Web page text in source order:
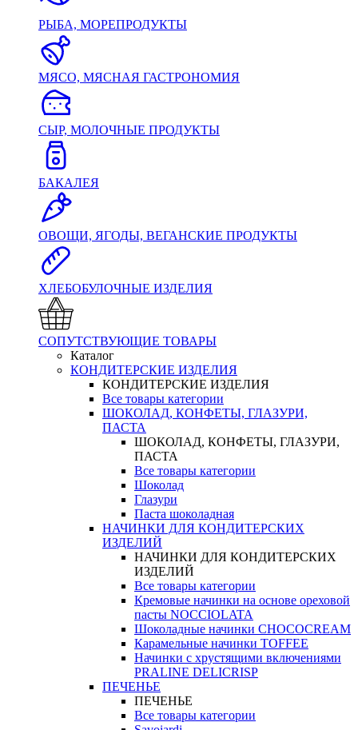
РЫБА, МОРЕПРОДУКТЫ
МЯСО, МЯСНАЯ ГАСТРОНОМИЯ
СЫР, МОЛОЧНЫЕ ПРОДУКТЫ
БАКАЛЕЯ
ОВОЩИ, ЯГОДЫ, ВЕГАНСКИЕ ПРОДУКТЫ
ХЛЕБОБУЛОЧНЫЕ ИЗДЕЛИЯ
СОПУТСТВУЮЩИЕ ТОВАРЫ
Каталог
КОНДИТЕРСКИЕ ИЗДЕЛИЯ
КОНДИТЕРСКИЕ ИЗДЕЛИЯ
Все товары категории
ШОКОЛАД, КОНФЕТЫ, ГЛАЗУРИ,
ПАСТА
ШОКОЛАД, КОНФЕТЫ, ГЛАЗУРИ,
ПАСТА
Все товары категории
Шоколад
Глазури
Паста шоколадная
НАЧИНКИ ДЛЯ КОНДИТЕРСКИХ
ИЗДЕЛИЙ
НАЧИНКИ ДЛЯ КОНДИТЕРСКИХ
ИЗДЕЛИЙ
Все товары категории
Кремовые начинки на основе ореховой
пасты NOCCIOLATA
Шоколадные начинки CHOCOCREAM
Карамельные начинки TOFFEE
Начинки с хрустящими включениями
PRALINE DELICRISP
ПЕЧЕНЬЕ
ПЕЧЕНЬЕ
Все товары категории